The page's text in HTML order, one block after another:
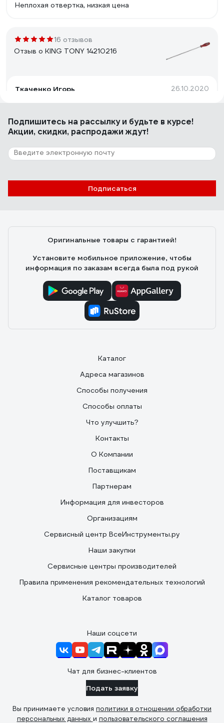
Неплохая отвертка, низкая цена
16 отзывов
Отзыв о KING TONY 14210216
Ткаченко Игорь 26.10.2020
длина
11 отзывов
Отзыв о KING TONY 14232010
Подпишитесь на рассылкуи будьте в курсе!
Акции, скидки, распродажи ждут!
Подписаться
Оригинальные товары с гарантией!
Установите мобильное приложение, чтобы
информация по заказам всегда была под рукой
Каталог
Адреса магазинов
Способы получения
Способы оплаты
Что улучшить?
Контакты
О Компании
Поставщикам
Партнерам
Информация для инвесторов
Организациям
Сервисный центр ВсеИнструменты.ру
Наши закупки
Сервисные центры производителей
Правила применения рекомендательных технологий
Каталог товаров
Наши соцсети
Чат для бизнес-клиентов
Подать заявку
Вы принимаете условия политики в отношении обработки
персональных данных и пользовательского соглашения